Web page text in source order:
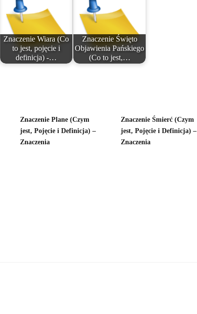
Znaczenie Wiara (Co
to jest, pojęcie i
definicja) -…
Znaczenie Święto
Objawienia Pańskiego
(Co to jest,…
Znaczenie Plane (Czym
jest, Pojęcie i Definicja) –
Znaczenia
Znaczenie Śmierć (Czym
jest, Pojęcie i Definicja) –
Znaczenia